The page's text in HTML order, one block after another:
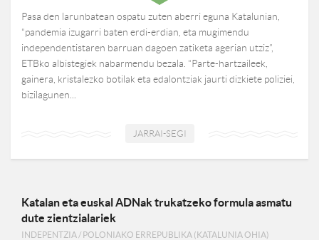
Pasa den larunbatean ospatu zuten aberri eguna Katalunian,
“pandemia izugarri baten erdi-erdian, eta mugimendu
independentistaren barruan dagoen zatiketa agerian utziz”,
ETBko albistegiek nabarmendu bezala. “Parte-hartzaileek,
gainera, kristalezko botilak eta edalontziak jaurti dizkiete poliziei,
bizilagunen...
JARRAI-SEGI
Katalan eta euskal ADNak trukatzeko formula asmatu
dute zientzialariek
INDEPENTZIA / POLONIAKO ERREPUBLIKA (KATALUNIA OHIA)